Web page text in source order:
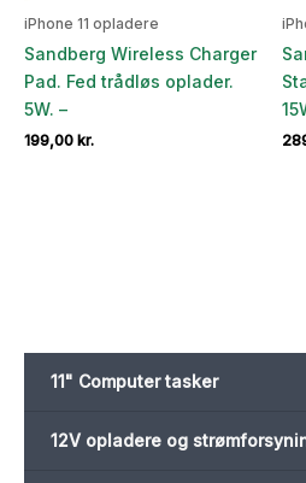
11" Computer tasker
12V opladere og
iPhone 11 opladere
Sandberg Wireless Charger
Pad. Fed trådløs oplader.
5W. –
199,00 kr.